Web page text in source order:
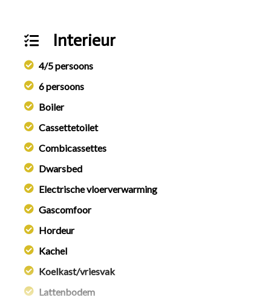
Interieur
4/5 persoons
6 persoons
Boiler
Cassettetoilet
Combicassettes
Dwarsbed
Electrische vloerverwarming
Gascomfoor
Hordeur
Kachel
Koelkast/vriesvak
Lattenbodem